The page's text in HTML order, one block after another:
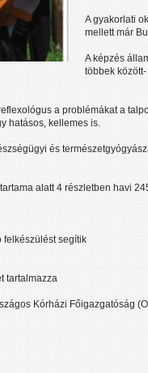
A gyakorlati
mellett már
A képzés
többek
a problémákat a
hatásos, kellemes is.
és
alatt 4 részletben havi
felkészülést segítik
tartalmazza
Kórházi Főigazgatóság